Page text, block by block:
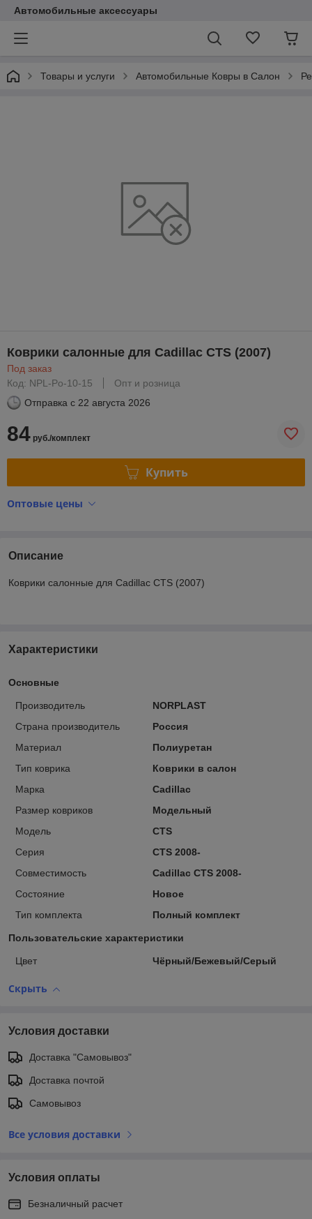
Автомобильные аксессуары
Товары и услуги Автомобильные Ковры в Салон
Коврики салонные для Cadillac CTS (2007)
Под заказ
Код: NPL-Po-10-15
Опт и розница
Отправка с 22 августа 2026
84 руб./комплект
Купить
Оптовые цены
Описание
Коврики салонные для Cadillac CTS (2007)
Характеристики
Основные
Производитель
NORPLAST
Страна производитель
Россия
Материал
Полиуретан
Тип коврика
Коврики в салон
Марка
Cadillac
Размер ковриков
Модельный
Модель
CTS
Серия
CTS 2008-
Совместимость
Cadillac CTS 2008-
Состояние
Новое
Тип комплекта
Полный комплект
Пользовательские характеристики
Цвет Чёрный/Бежевый/Серый
Скрыть
Условия доставки
Доставка "Самовывоз"
Доставка почтой
Самовывоз
Все условия доставки
Условия оплаты
Безналичный расчет